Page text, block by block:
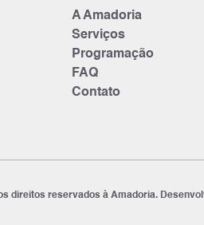
A Amadoria
Serviços
Programação
FAQ
Contato
os direitos reservados à Amadoria.